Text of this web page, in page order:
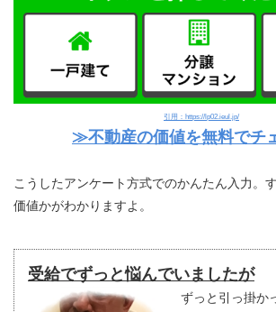
引用：https://lp02.ieul.jp/
≫不動産の価値を無料でチ
こうしたアンケート方式でのかんたん入力。
価値かがわかりますよ。
受給でずっと悩んでいましたが
ずっと引っ掛か